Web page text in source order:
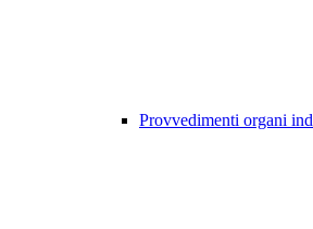
Provvedimenti organi